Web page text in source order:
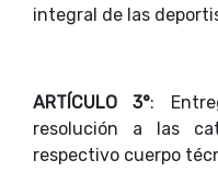
integral de las
ARTÍCULO 3°:
resolución a las
respectivo cuerpo